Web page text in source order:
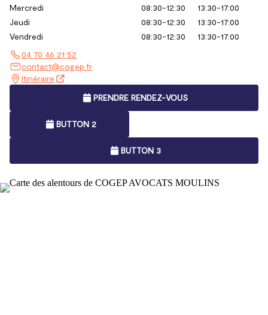
Mercredi
08:30-12:30
13:30-17:00
Jeudi
08:30-12:30
13:30-17:00
Vendredi
08:30-12:30
13:30-17:00
04 70 46 21 52
contact@cogep.fr
Itinéraire
PRENDRE RENDEZ-VOUS
BUTTON 2
BUTTON 3